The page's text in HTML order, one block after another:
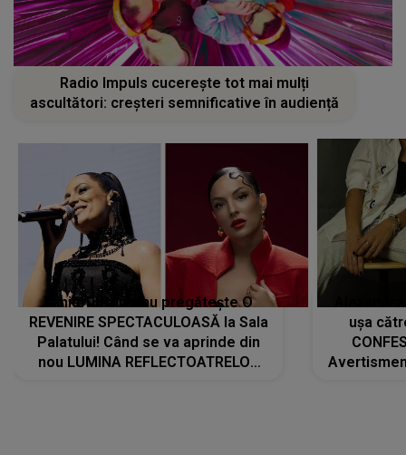
Radio Impuls cucerește tot mai mulți
ascultători: creșteri semnificative în audiență
Tania Turtureanu pregătește O
REVENIRE SPECTACULOASĂ la Sala
Palatului! Când se va aprinde din
nou LUMINA REFLECTOATRELOR
ușa